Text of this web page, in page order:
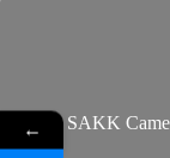
SAKK
←